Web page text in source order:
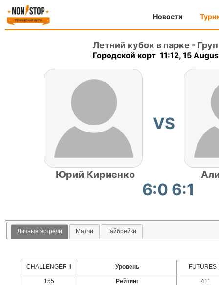
Новости
Летний кубок в парке -
Городской корт 11:12, 15
Юрий Кириенко
VS
6:0 6:1
Личные встречи Матчи Тайбрейки
CHALLENGER II Уровень FUTURES
155 Рейтинг 411